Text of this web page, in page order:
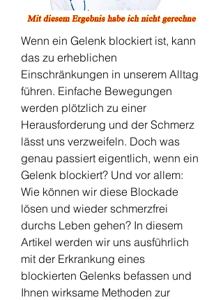
Wenn ein Gelenk blockiert ist, kann
das zu erheblichen
Einschränkungen in unserem Alltag
führen. Einfache Bewegungen
werden plötzlich zu einer
Herausforderung und der Schmerz
lässt uns verzweifeln. Doch was
genau passiert eigentlich, wenn ein
Gelenk blockiert? Und vor allem:
Wie können wir diese Blockade
lösen und wieder schmerzfrei
durchs Leben gehen? In diesem
Artikel werden wir uns ausführlich
mit der Erkrankung eines
blockierten Gelenks befassen und
Ihnen wirksame Methoden zur